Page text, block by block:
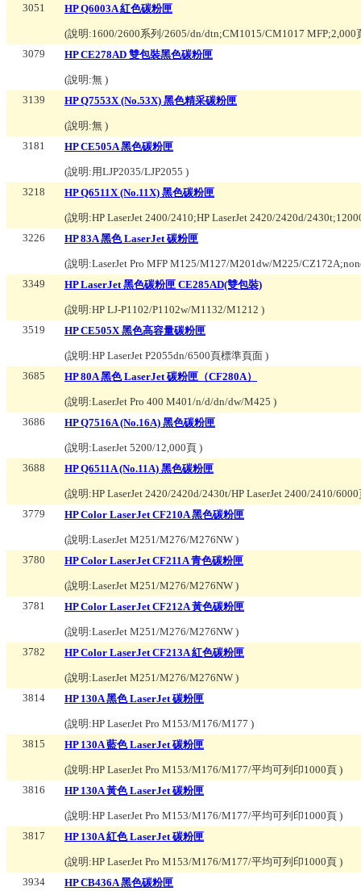
3051
HP Q6003A 紅色碳粉匣
(說明:1600/2600系列/2605/dn/dtn;CM1015/CM1017 MFP;2,000
3079
HP CE278AD 雙包裝黑色碳粉匣
(說明:無 )
3139
HP Q7553X (No.53X) 黑色精采碳粉匣
(說明:無 )
3181
HP CE505A 黑色碳粉匣
(說明:用LJP2035/LJP2055 )
3218
HP Q6511X (No.11X) 黑色碳粉匣
(說明:HP LaserJet 2400/2410;HP LaserJet 2420/2420d/
3226
HP 83A 黑色 LaserJet 碳粉匣
(說明:LaserJet Pro MFP M125/M127/M201dw/M225/
3349
HP LaserJet 黑色碳粉匣 CE285AD(雙包裝)
(說明:HP LJ-P1102/P1102w/M1132/M1212 )
3519
HP CE505X 黑色高容量碳粉匣
(說明:HP LaserJet P2055dn/6500頁標準頁面 )
3685
HP 80A 黑色 LaserJet 碳粉匣（CF280A）
(說明:LaserJet Pro 400 M401/n/d/dn/dw/M425 )
3686
HP Q7516A (No.16A) 黑色碳粉匣
(說明:LaserJet 5200/12,000頁 )
3688
HP Q6511A (No.11A) 黑色碳粉匣
(說明:HP LaserJet 2420/2420d/2430t/HP LaserJet 2400/2410/
3779
HP Color LaserJet CF210A 黑色碳粉匣
(說明:LaserJet M251/M276/M276NW )
3780
HP Color LaserJet CF211A 青色碳粉匣
(說明:LaserJet M251/M276/M276NW )
3781
HP Color LaserJet CF212A 黃色碳粉匣
(說明:LaserJet M251/M276/M276NW )
3782
HP Color LaserJet CF213A 紅色碳粉匣
(說明:LaserJet M251/M276/M276NW )
3814
HP 130A 黑色 LaserJet 碳粉匣
(說明:HP LaserJet Pro M153/M176/M177 )
3815
HP 130A 藍色 LaserJet 碳粉匣
(說明:HP LaserJet Pro M153/M176/M177/平均可列印1000頁 )
3816
HP 130A 黃色 LaserJet 碳粉匣
(說明:HP LaserJet Pro M153/M176/M177/平均可列印1000頁 )
3817
HP 130A 紅色 LaserJet 碳粉匣
(說明:HP LaserJet Pro M153/M176/M177/平均可列印1000頁 )
3934
HP CB436A 黑色碳粉匣